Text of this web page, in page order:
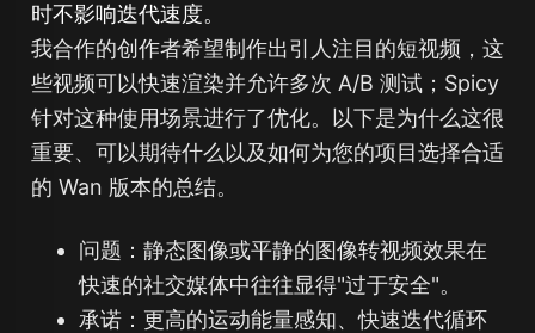
时不影响迭代速度。
我合作的创作者希望制作出引人注目的短视频，这
些视频可以快速渲染并允许多次 A/B 测试；Spicy
针对这种使用场景进行了优化。以下是为什么这很
重要、可以期待什么以及如何为您的项目选择合适
的 Wan 版本的总结。
问题：静态图像或平静的图像转视频效果在
快速的社交媒体中往往显得"过于安全"。
承诺：更高的运动能量感知、快速迭代循环